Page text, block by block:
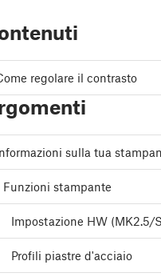
regolare il contrasto
sulla tua
Funzioni stampante
Impostazione HW (MK2.5/
Profili piastre d'acciaio